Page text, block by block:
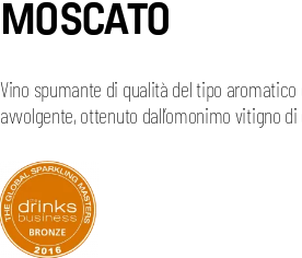
MOSCATO
Vino spumante di qualità del tipo aromatico
avvolgente, ottenuto dall’omonimo vitigno